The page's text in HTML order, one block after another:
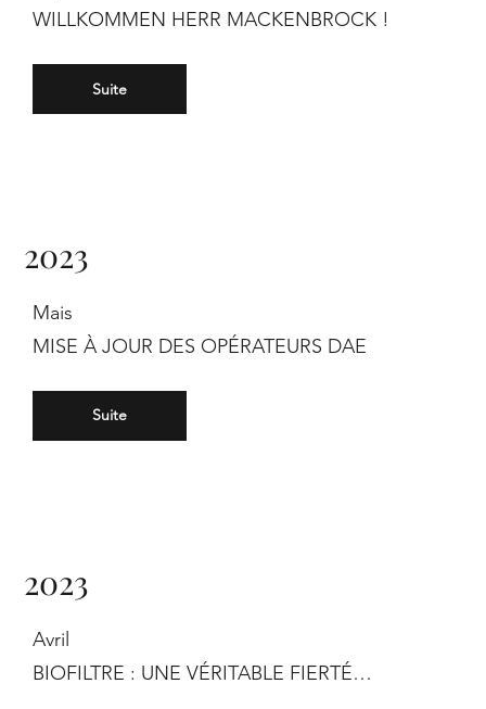
WILLKOMMEN HERR MACKENBROCK !
Suite
2023
Mais
MISE À JOUR DES OPÉRATEURS DAE
Suite
2023
Avril
BIOFILTRE : UNE VÉRITABLE FIERTÉ…